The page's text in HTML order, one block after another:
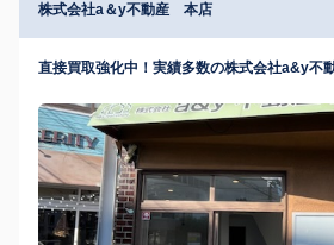
株式会社a＆y不動産 本店
直接買取強化中！実績多数の株式会社a&y不